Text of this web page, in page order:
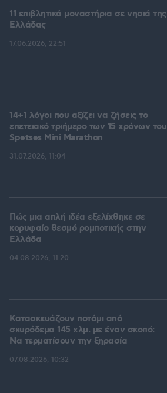
11 επιβλητικά μοναστήρια σε νησιά της
Ελλάδας
17.06.2026, 22:51
14+1 λόγοι που αξίζει να ζήσεις το
επετειακό τριήμερο των 15 χρόνων του
Spetses Mini Marathon
31.07.2026, 11:04
Πώς μια απλή ιδέα εξελίχθηκε σε
κορυφαίο θεσμό ρομποτικής στην
Ελλάδα
04.08.2026, 11:20
Κατασκευάζουν ποτάμι από
σκυρόδεμα 145 χλμ. με έναν σκοπό:
Να τερματίσουν την ξηρασία
07.08.2026, 10:32